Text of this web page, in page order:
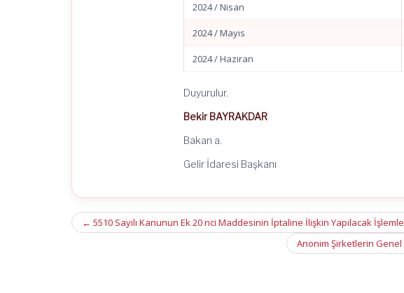
2024 / Nisan
2024 / Mayıs
2024 / Haziran
Duyurulur.
Bekir BAYRAKDAR
Bakan a.
Gelir İdaresi Başkanı
Post
← 5510 Sayılı Kanunun Ek 20 nci Maddesinin İptaline İlişkin Yapılacak
Anonim Şirketlerin